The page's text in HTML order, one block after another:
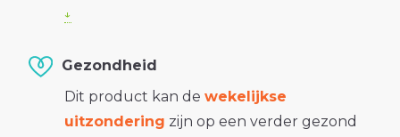
Gezondheid
Dit product kan de wekelijkse
uitzondering zijn op een verder gezond